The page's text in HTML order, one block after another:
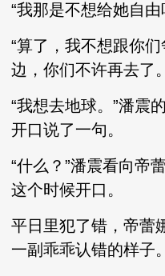
“我那是不想给她自
“算了，我不想跟你
边，你们不许再去了
“我想去地球。”潘震
开口说了一句。
“什么？”潘震看向帝
这个时候开口。
平日里犯了错，帝蕾
一副乖乖认错的样子。